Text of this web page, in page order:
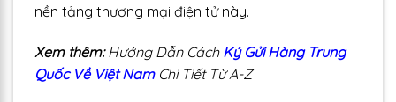
nền tảng thương mại điện tử này.
Xem thêm:Hướng Dẫn Cách Ký Gửi Hàng Trung
Quốc Về Việt Nam Chi Tiết Từ A-Z